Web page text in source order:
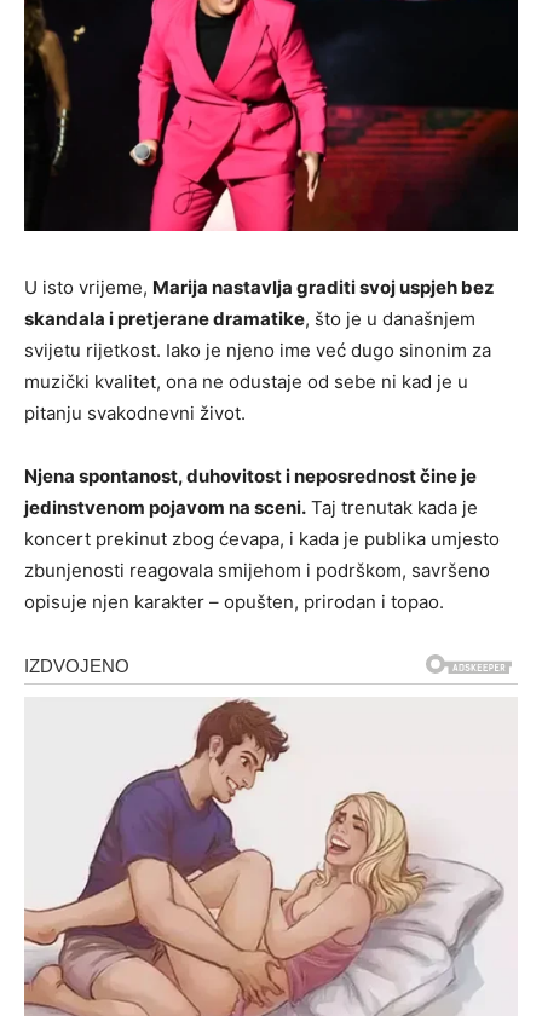
U isto vrijeme, Marija nastavlja graditi svoj uspjeh bez
skandala i pretjerane dramatike, što je u današnjem
svijetu rijetkost. Iako je njeno ime već dugo sinonim za
muzički kvalitet, ona ne odustaje od sebe ni kad je u
pitanju svakodnevni život.
Njena spontanost, duhovitost i neposrednost čine je
jedinstvenom pojavom na sceni. Taj trenutak kada je
koncert prekinut zbog ćevapa, i kada je publika umjesto
zbunjenosti reagovala smijehom i podrškom, savršeno
opisuje njen karakter – opušten, prirodan i topao.